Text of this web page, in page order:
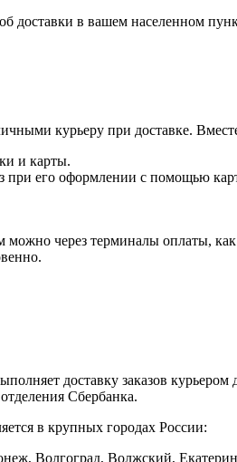
доставки в вашем населенном
курьеру при доставке.
и карты.
при его оформлении с помощью
можно через терминалы оплаты,
доставку заказов
Сбербанка.
в крупных городах России:
Волгоград, Волжский,